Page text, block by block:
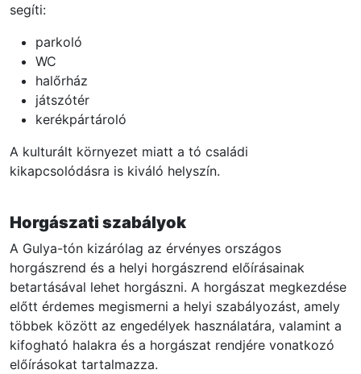
segíti:
parkoló
WC
halőrház
játszótér
kerékpártároló
A kulturált környezet miatt a tó családi
kikapcsolódásra is kiváló helyszín.
Horgászati szabályok
A Gulya-tón kizárólag az érvényes országos
horgászrend és a helyi horgászrend előírásainak
betartásával lehet horgászni. A horgászat megkezdése
előtt érdemes megismerni a helyi szabályozást, amely
többek között az engedélyek használatára, valamint a
kifogható halakra és a horgászat rendjére vonatkozó
előírásokat tartalmazza.